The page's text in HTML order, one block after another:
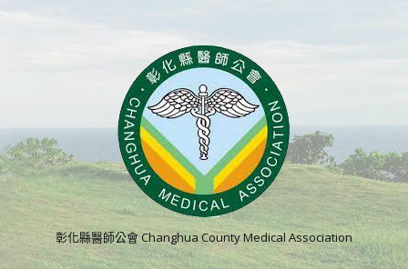
彰化縣醫師公會 Changhua County Medical Association